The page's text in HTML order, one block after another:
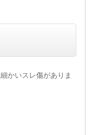
かいスレ傷がありま